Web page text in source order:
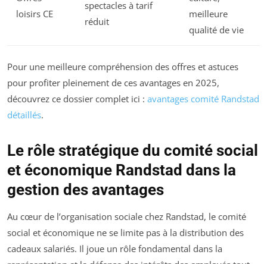
loisirs CE
spectacles à tarif
réduit
meilleure
qualité de vie
Pour une meilleure compréhension des offres et astuces
pour profiter pleinement de ces avantages en 2025,
découvrez ce dossier complet ici : avantages comité Randstad
détaillés.
Le rôle stratégique du comité social
et économique Randstad dans la
gestion des avantages
Au cœur de l’organisation sociale chez Randstad, le comité
social et économique ne se limite pas à la distribution des
cadeaux salariés. Il joue un rôle fondamental dans la